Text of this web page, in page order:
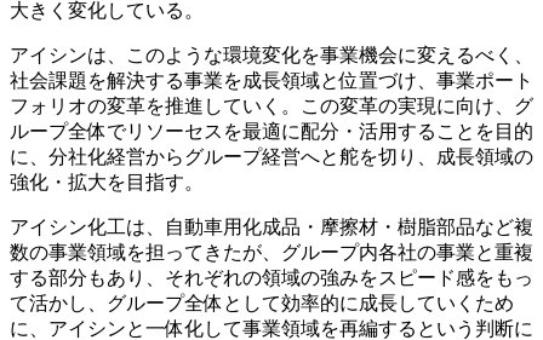
大きく変化している。
アイシンは、このような環境変化を事業機会に変えるべく、
社会課題を解決する事業を成長領域と位置づけ、事業ポート
フォリオの変革を推進していく。この変革の実現に向け、グ
ループ全体でリソーセスを最適に配分・活用することを目的
に、分社化経営からグループ経営へと舵を切り、成長領域の
強化・拡大を目指す。
アイシン化工は、自動車用化成品・摩擦材・樹脂部品など複
数の事業領域を担ってきたが、グループ内各社の事業と重複
する部分もあり、それぞれの領域の強みをスピード感をもっ
て活かし、グループ全体として効率的に成長していくため
に、アイシンと一体化して事業領域を再編するという判断に